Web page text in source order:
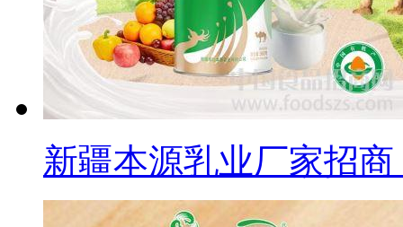
新疆本源乳业厂家招